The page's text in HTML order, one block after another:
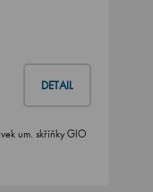
DETAIL
um. skříňky GIO